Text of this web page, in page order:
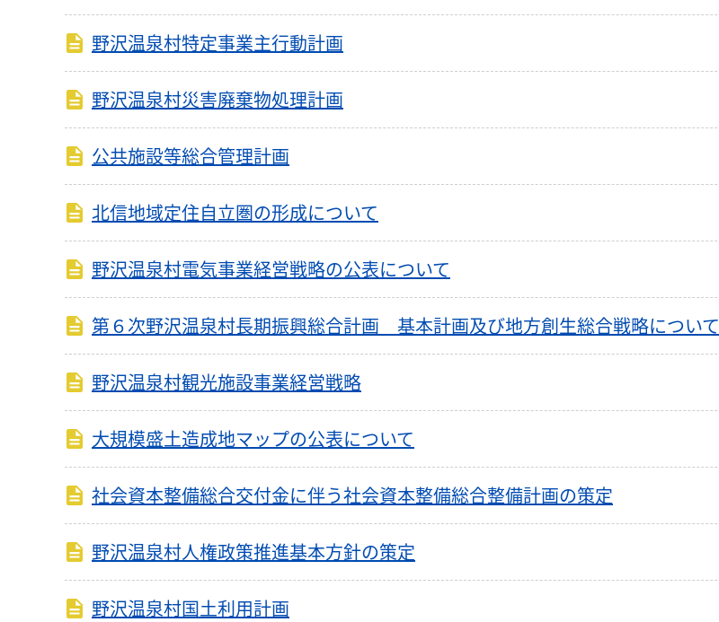
野沢温泉村特定事業主行動計画
野沢温泉村災害廃棄物処理計画
公共施設等総合管理計画
北信地域定住自立圏の形成について
野沢温泉村電気事業経営戦略の公表について
第６次野沢温泉村長期振興総合計画 基本計画及び地方創生総合戦略について
野沢温泉村観光施設事業経営戦略
大規模盛土造成地マップの公表について
社会資本整備総合交付金に伴う社会資本整備総合整備計画の策定
野沢温泉村人権政策推進基本方針の策定
野沢温泉村国土利用計画